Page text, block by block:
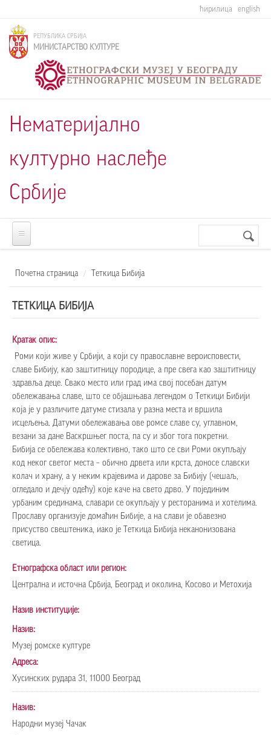
ћирилица english
РЕПУБЛИКА СРБИЈА
МИНИСТАРСТВО КУЛТУРЕ
Нематеријално
културно наслеђе
Србије
Почетна страница Теткица Бибија
ТЕТКИЦА БИБИЈА
Кратак опис:
Роми који живе у Србији, а који су православне вероисповести,
славе Бибију, као заштитницу породице, а пре свега као заштитницу
здравља деце. Свако место или град има свој посебан датум
обележавања славе, што се објашњава легендом о Теткици Бибији
која је у различите датуме стизала у разна места и вршила
исцељења. Датуми обележавања ове ромсе славе су, углавном,
везани за дане Васкршњег поста, па су и због тога покретни.
Бибија се обележава колективно, тако што се сви Роми окупљају
код неког светог места – обично дрвета или крста, доносе славски
колач и храну, а у неким крајевима и дарове за Бибију (чешаљ,
огледало и дечју одећу) које каче на свето дрво. У појединим
урбаним срединама, славари се окупљају у ресторанима и хотелима.
Прославу организује домаћин Бибије, а на слави је обавезно
присуство свештеника, иако је Теткица Бибија неканонизована
светица.
Етнографска област или регион:
Централна и источна Србија, Београд и околина, Косово и Метохија
Назив институције:
Назив:
Музеј ромске културе
Адреса:
Хусинских рудара 31, 11000 Београд
Назив:
Народни музеј Чачак